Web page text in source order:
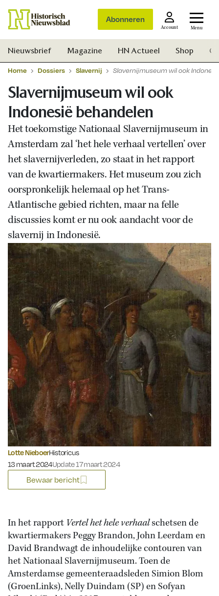
Abonneren
Account Menu
Zoek
Nieuwsbrief Magazine HN Actueel Shop
Home Dossiers Slavernij Slavernijmuseum wil ook
Slavernijmuseum wil ook
Indonesië behandelen
Het toekomstige Nationaal Slavernijmuseum in
Amsterdam zal ‘het hele verhaal vertellen’ over
het slavernijverleden, zo staat in het rapport
van de kwartiermakers. Het museum zou zich
oorspronkelijk helemaal op het Trans-
Atlantische gebied richten, maar na felle
discussies komt er nu ook aandacht voor de
slavernij in Indonesië.
Lotte NieboerHistoricus
Gepubliceerd op:
13 maart 2024Update 17 maart 2024
Bewaar bericht
In het rapport Vertel het hele verhaalschetsen de
kwartiermakers Peggy Brandon, John Leerdam en
David Brandwagt de inhoudelijke contouren van
het Nationaal Slavernijmuseum. Toen de
Amsterdamse gemeenteraadsleden Simion Blom
(GroenLinks), Nelly Duindam (SP) en Sofyan